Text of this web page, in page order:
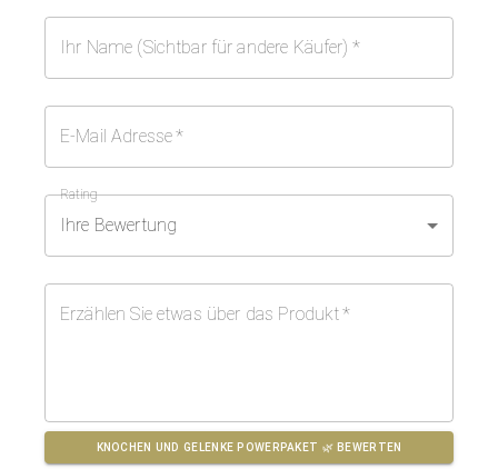
Ihr Name (Sichtbar für andere Käufer) *
E-Mail Adresse*
Rating
Ihre Bewertung
Erzählen Sie etwas über das Produkt*
KNOCHEN UND GELENKE POWERPAKET 🌿 BEWERTEN